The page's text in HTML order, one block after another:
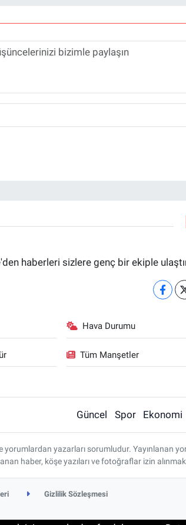
haberleri sizlere genç bir ekiple
Hava Durumu
Tüm Manşetler
Güncel Spor Ekonomi
yorumlardan yazarları sorumludur. Yayınlanan
haber, köşe yazıları ve fotoğraflar izin
Gizlilik Sözleşmesi